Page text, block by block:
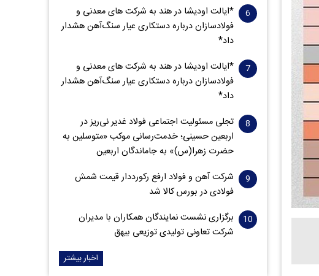
*ایالت اودیشا در هند به شرکت های معدنی و
فولادسازان درباره دستکاری عیار سنگ‌آهن هشدار
داد*
*ایالت اودیشا در هند به شرکت های معدنی و
فولادسازان درباره دستکاری عیار سنگ‌آهن هشدار
داد*
تجلی مسئولیت اجتماعی فولاد غدیر نی‌ریز در
اربعین حسینی؛ خدمت‌رسانی موکب «متوسلین به
حضرت زهرا(س)» به جاماندگان اربعین
شرکت آهن و فولاد ارفع رکورددار قیمت شمش
فولادی در بورس کالا شد
برگزاری نشست نمایندگان همکاران با مدیران
شرکت تعاونی تولیدی توزیعی بیهق
اخبار بیشتر